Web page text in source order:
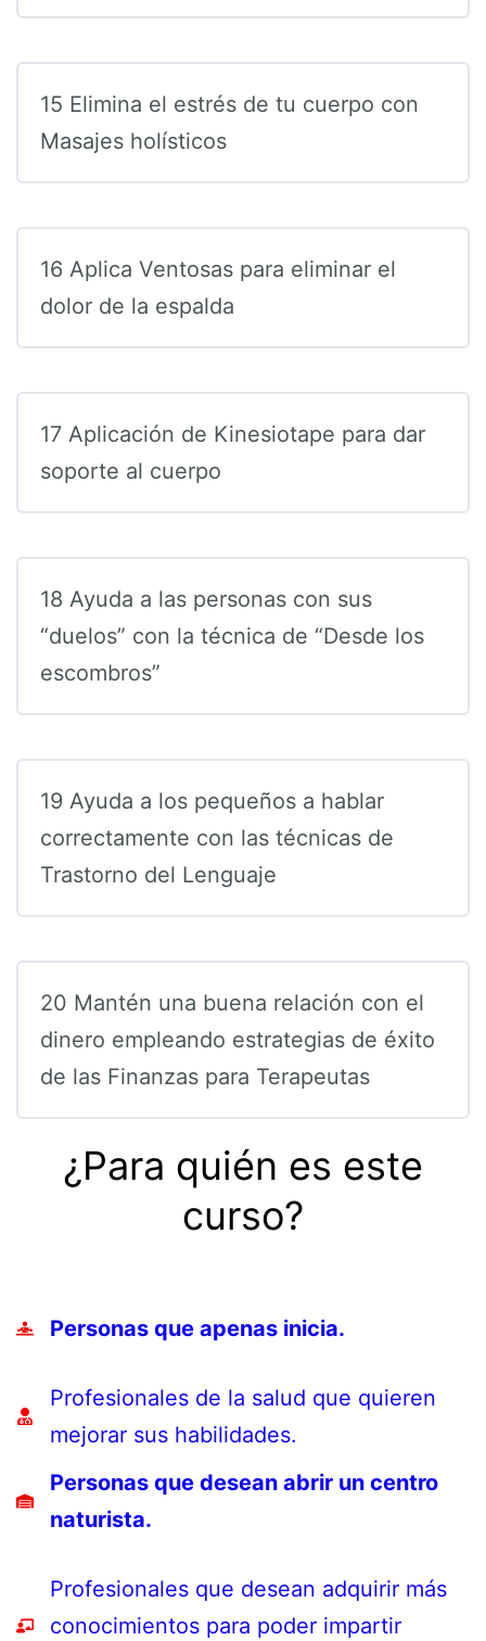
15 Elimina el estrés de tu cuerpo con
Masajes holísticos
16 Aplica Ventosas para eliminar el
dolor de la espalda
17 Aplicación de Kinesiotape para dar
soporte al cuerpo
18 Ayuda a las personas con sus
“duelos” con la técnica de “Desde los
escombros”
19 Ayuda a los pequeños a hablar
correctamente con las técnicas de
Trastorno del Lenguaje
20 Mantén una buena relación con el
dinero empleando estrategias de éxito
de las Finanzas para Terapeutas
¿Para quién es este
curso?
Personas que apenas inicia.
Profesionales de la salud que quieren
mejorar sus habilidades.
Personas que desean abrir un centro
naturista.
Profesionales que desean adquirir más
conocimientos para poder impartir